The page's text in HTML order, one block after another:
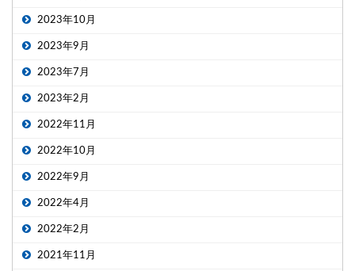
2023年10月
2023年9月
2023年7月
2023年2月
2022年11月
2022年10月
2022年9月
2022年4月
2022年2月
2021年11月